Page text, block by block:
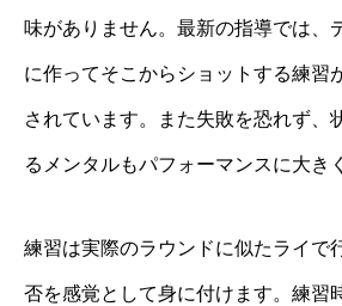
味がありません。最新の指導では、
に作ってそこからショットする練習
されています。また失敗を恐れず、
るメンタルもパフォーマンスに大き
練習は実際のラウンドに似たライで
否を感覚として身に付けます。練習